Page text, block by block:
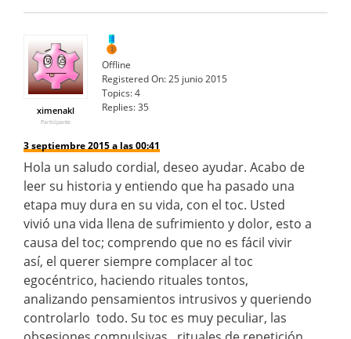
ximenakl
Participante
Offline
Registered On:25 junio 2015
Topics:4
Replies:35
3 septiembre 2015 a las 00:41
Hola un saludo cordial, deseo ayudar. Acabo de
leer su historia y entiendo que ha pasado una
etapa muy dura en su vida, con el toc. Usted
vivió una vida llena de sufrimiento y dolor, esto a
causa del toc; comprendo que no es fácil vivir
así, el querer siempre complacer al toc
egocéntrico, haciendo rituales tontos,
analizando pensamientos intrusivos y queriendo
controlarlo todo. Su toc es muy peculiar, las